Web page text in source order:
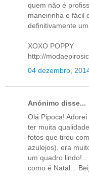
quem não é
maneirinha e fácil
definitivamente
XOXO POPPY
http://
04 dezembro,
Anónimo disse...
Olá Pipoca!
ter muita
fotos que tirou
azulejos). era
um quadro
como é Natal...